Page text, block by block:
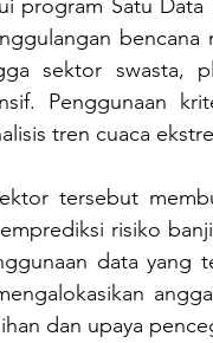
sektor swasta,
Penggunaan
tren cuaca
risiko
data yang
dan upaya